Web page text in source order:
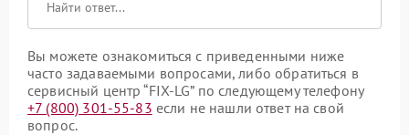
Вы можете ознакомиться с приведенными ниже
часто задаваемыми вопросами, либо обратиться в
сервисный центр “FIX-LG” по следующему телефону
+7 (800) 301-55-83 если не нашли ответ на свой
вопрос.